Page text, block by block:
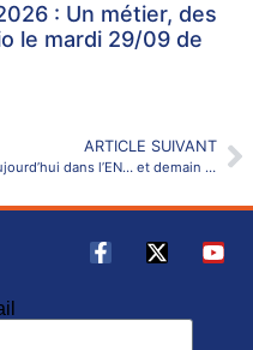
: Un métier, des
le mardi 29/09 de
ARTICLE SUIVANT
Aujourd’hui dans l’EN… et demain ? Réunion et ateliers personnalisés septembre 2022